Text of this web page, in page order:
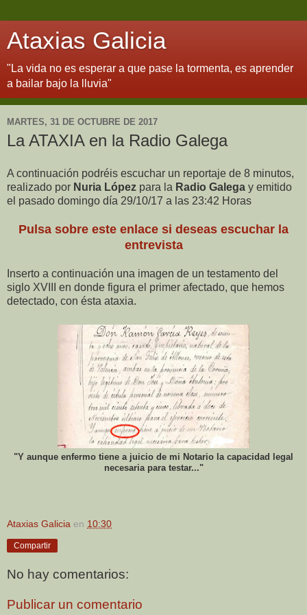
Ataxias Galicia
"La vida no es esperar a que pase la tormenta, es aprender
a bailar bajo la lluvia"
MARTES, 31 DE OCTUBRE DE 2017
La ATAXIA en la Radio Galega
A continuación podréis escuchar un reportaje de 8 minutos,
realizado por Nuria López para la Radio Galega y emitido
el pasado domingo día 29/10/17 a las 23:42 Horas
Pulsa sobre este enlace si deseas escuchar la
entrevista
Inserto a continuación una imagen de un testamento del
siglo XVIII en donde figura el primer afectado, que hemos
detectado, con ésta ataxia.
"Y aunque enfermo tiene a juicio de mi Notario la capacidad legal
necesaria para testar..."
Ataxias Galicia en 10:30
Compartir
No hay comentarios:
Publicar un comentario